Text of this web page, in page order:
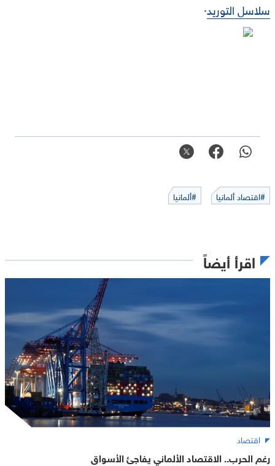
سلاسل التوريد.
#اقتصاد ألمانيا #ألمانيا
اقرأ أيضاً
اقتصاد
رغم الحرب.. الاقتصاد الألماني يفاجئ الأسواق